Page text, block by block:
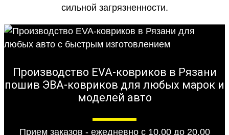
сильной загрязненности.
Производство EVA-ковриков в Рязани
пошив ЭВА-ковриков для любых марок и
моделей авто
Прием заказов - ежедневно с 10.00 до 20.00